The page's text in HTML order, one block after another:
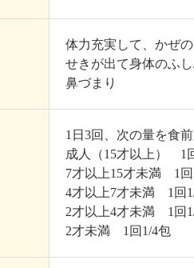
体力充実して、かぜ
せきが出て身体のふ
鼻づまり
1日3回、次の量を食
成人（15才以上） 1
7才以上15才未満 1回
4才以上7才未満 1回
2才以上4才未満 1回
2才未満 1回1/4包